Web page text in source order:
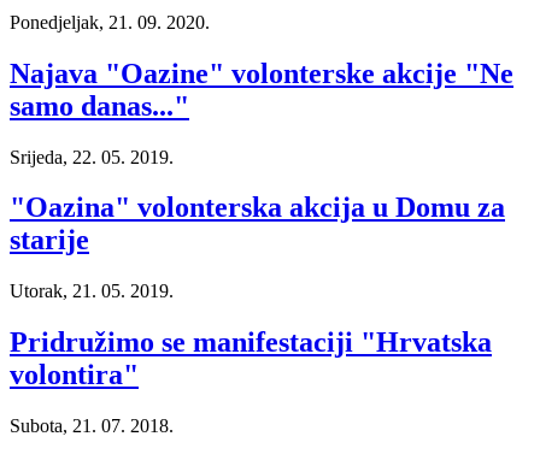
Ponedjeljak, 21. 09. 2020.
Najava "Oazine" volonterske akcije "Ne
samo danas..."
Srijeda, 22. 05. 2019.
"Oazina" volonterska akcija u Domu za
starije
Utorak, 21. 05. 2019.
Pridružimo se manifestaciji "Hrvatska
volontira"
Subota, 21. 07. 2018.